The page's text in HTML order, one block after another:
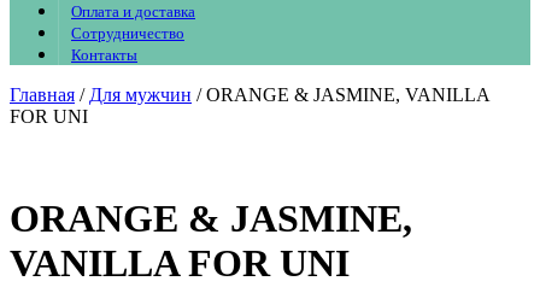
Оплата и доставка
Сотрудничество
Контакты
Главная / Для мужчин / ORANGE & JASMINE, VANILLA
FOR UNI
ORANGE & JASMINE,
VANILLA FOR UNI